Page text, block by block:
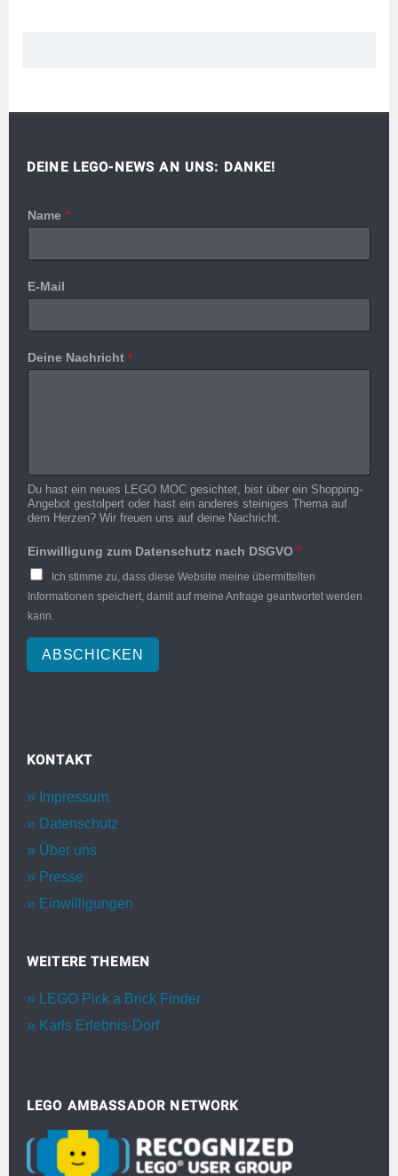
DEINE LEGO-NEWS AN UNS: DANKE!
Name *
E-Mail
Deine Nachricht *
Du hast ein neues LEGO MOC gesichtet, bist über ein Shopping-
Angebot gestolpert oder hast ein anderes steiniges Thema auf
dem Herzen? Wir freuen uns auf deine Nachricht.
Einwilligung zum Datenschutz nach DSGVO *
Ich stimme zu, dass diese Website meine übermittelten
Informationen speichert, damit auf meine Anfrage geantwortet werden
kann.
ABSCHICKEN
KONTAKT
Impressum
Datenschutz
Über uns
Presse
Einwilligungen
WEITERE THEMEN
LEGO Pick a Brick Finder
Karls Erlebnis-Dorf
LEGO AMBASSADOR NETWORK